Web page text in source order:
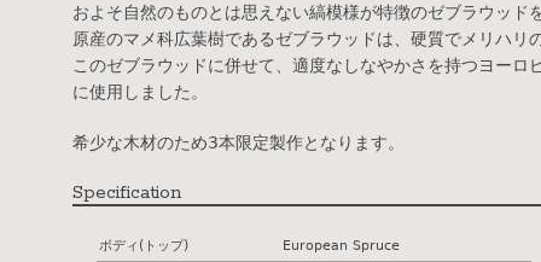
およそ自然のものとは思えない縞模様が特徴のゼブラウッド
原産のマメ科広葉樹であるゼブラウッドは、硬質でメリハリ
このゼブラウッドに併せて、適度なしなやかさを持つヨーロ
に使用しました。
希少な木材のため3本限定製作となります。
Specification
ボディ(トップ)
European Spruce